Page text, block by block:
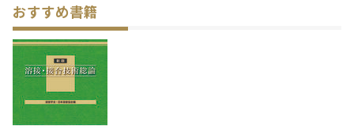
おすすめ書籍